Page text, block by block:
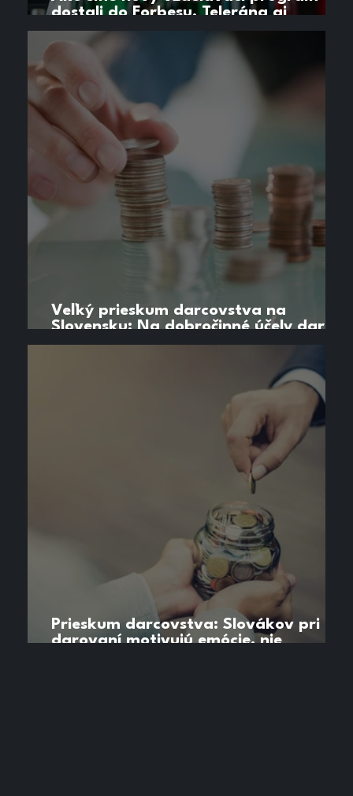
dostali do Forbesu, Telerána aj
večerných správ
Veľký prieskum darcovstva na
Slovensku: Na dobročinné účely daruje
6 z 10 Slovákov
Prieskum darcovstva: Slovákov pri
darovaní motivujú emócie, nie